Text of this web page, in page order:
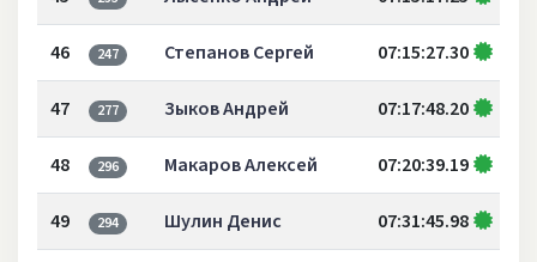
46 247 Степанов Сергей 07:15:27.30
47 277 Зыков Андрей 07:17:48.20
48 296 Макаров Алексей 07:20:39.19
49 294 Шулин Денис 07:31:45.98